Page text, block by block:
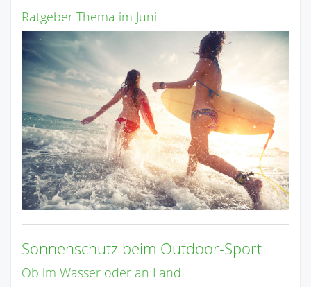
Ratgeber Thema im Juni
Sonnenschutz beim Outdoor-Sport
Ob im Wasser oder an Land